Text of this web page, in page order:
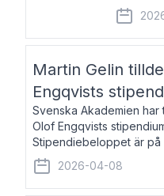
läser ur
John
färöiska,
Martin Gelin
Engqvists
Svenska Akademien har
Olof Engqvists
Stipendiebeloppet är på
född 1978, är journalist
numera i Paris men var
2026-04-08